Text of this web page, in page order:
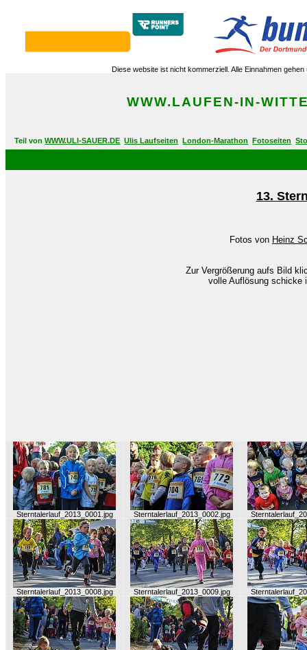
Diese website ist nicht kommerziell. Alle Einnahmen
WWW.LAUFEN-IN-
Teil vonWWW.ULI-SAUER.DE Ulis Laufseiten London-Marathon Fotoseiten
13.
Fotos von Heinz
Zur Vergrößerung aufs Bild
volle Auflösung schicke
Sterntalerlauf_2013_0001.jpg Sterntalerlauf_2013_0002.jpg
Sterntalerlauf_2013_0008.jpg Sterntalerlauf_2013_0009.jpg